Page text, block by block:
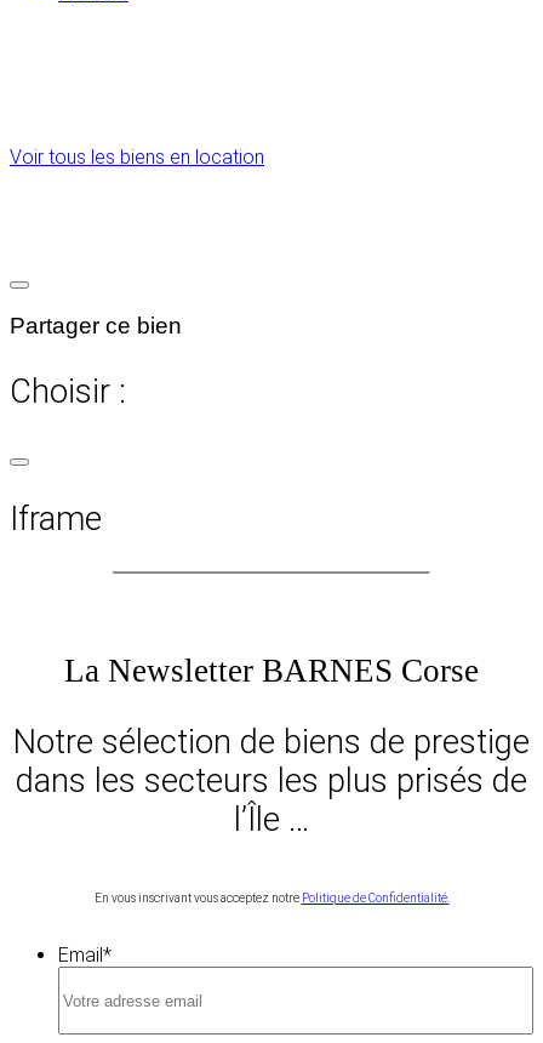
Voir tous les biens en location
Partager ce bien
Choisir :
Iframe
La Newsletter BARNES Corse
Notre sélection de biens de prestige
dans les secteurs les plus prisés de
l’Île …
En vous inscrivant vous acceptez notre Politique de Confidentialité.
Email*